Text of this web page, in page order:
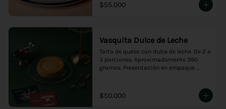
$55.000
Vasquita Dulce de Leche
Tarta de queso con dulce de leche. De 2 a
3 porciones. Aproximadamente 390
gramos. Presentación en empaque
$50.000